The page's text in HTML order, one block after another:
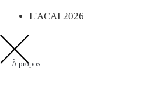
L'ACAI 2026
À propos